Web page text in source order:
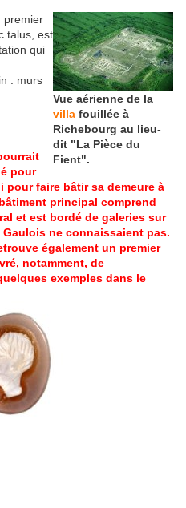
Vue aérienne de la
villa fouillée à
Richebourg au lieu-
dit "La Pièce du
Fient".
premier
talus, est
qui
: murs
pour
pour faire bâtir sa demeure à
principal comprend
et est bordé de galeries sur
ne connaissaient pas.
également un premier
notamment, de
exemples dans le